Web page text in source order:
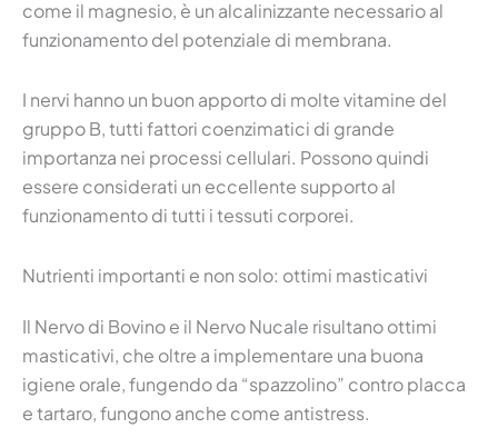
come il magnesio, è un alcalinizzante necessario al
funzionamento del potenziale di membrana.
I nervi hanno un buon apporto di molte vitamine del
gruppo B, tutti fattori coenzimatici di grande
importanza nei processi cellulari. Possono quindi
essere considerati un eccellente supporto al
funzionamento di tutti i tessuti corporei.
Nutrienti importanti e non solo: ottimi masticativi
Il Nervo di Bovino e il Nervo Nucale risultano ottimi
masticativi, che oltre a implementare una buona
igiene orale, fungendo da “spazzolino” contro placca
e tartaro, fungono anche come antistress.